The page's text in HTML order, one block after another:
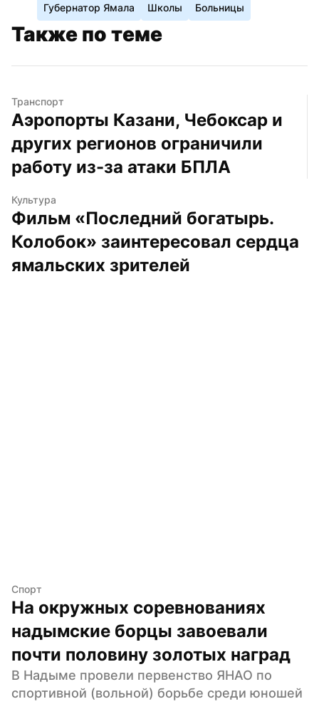
Губернатор Ямала Школы Больницы
Также по теме
Транспорт
Аэропорты Казани, Чебоксар и
других регионов ограничили
работу из-за атаки БПЛА
Культура
Фильм «Последний богатырь.
Колобок» заинтересовал сердца
ямальских зрителей
Спорт
На окружных соревнованиях
надымские борцы завоевали
почти половину золотых наград
В Надыме провели первенство ЯНАО по
спортивной (вольной) борьбе среди юношей